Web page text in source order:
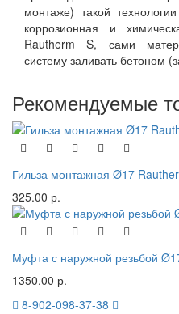
монтаже) такой
коррозионная и
Rautherm S, сами
систему заливать бетоном
Рекомендуемые
Гильза монтажная Ø17
325.00 р.
Муфта с наружной резьбой
1350.00 р.
8-902-098-37-38